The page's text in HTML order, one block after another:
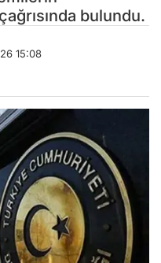
bulundu.
15:08